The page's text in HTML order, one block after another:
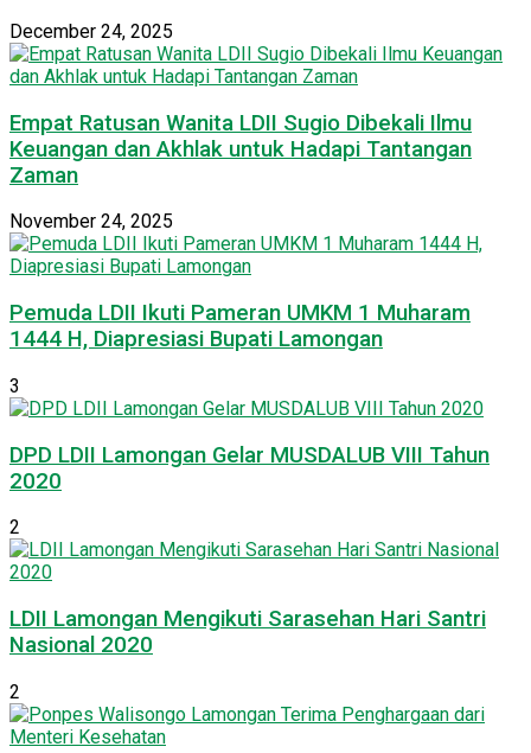
December 24, 2025
Empat Ratusan Wanita LDII Sugio Dibekali Ilmu
Keuangan dan Akhlak untuk Hadapi Tantangan
Zaman
November 24, 2025
Pemuda LDII Ikuti Pameran UMKM 1 Muharam
1444 H, Diapresiasi Bupati Lamongan
3
DPD LDII Lamongan Gelar MUSDALUB VIII Tahun
2020
2
LDII Lamongan Mengikuti Sarasehan Hari Santri
Nasional 2020
2